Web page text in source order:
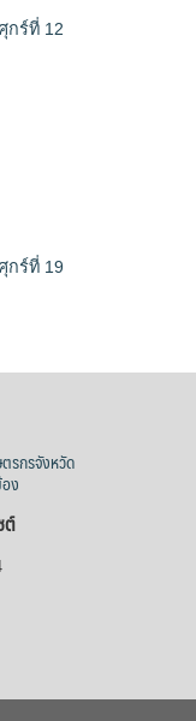
กร์ที่ 12
กร์ที่ 19
รกรจังหวัด
ง
ต์